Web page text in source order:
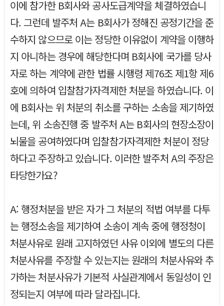
이에 참가한 B회사와 공사도급계약을 체결하였습니
다. 그런데 발주처 A는 B회사가 정해진 공정기간을 준
수하지 않으므로 이는 정당한 이유없이 계약을 이행하
지 아니하는 경우에 해당한다며 B회사에 국가를 당사
자로 하는 계약에 관한 법률 시행령 제76조 제1항 제6
호에 의하여 입찰참가자격제한 처분을 하였습니다. 이
에 B회사는 위 처분의 취소를 구하는 소송을 제기하였
는데, 위 소송진행 중 발주처 A는 B회사의 현장소장이
뇌물을 공여하였다며 입찰참가자격제한 처분이 정당
하다고 주장하고 있습니다. 이러한 발주처 A의 주장은
타당한가요?
A: 행정처분을 받은 자가 그 처분의 적법 여부를 다투
는 행정소송을 제기하여 소송이 계속 중에 행정청이
처분사유로 원래 고지하였던 사유 이외에 별도의 다른
처분사유를 주장할 수 있는지는 원래의 처분사유와 추
가하는 처분사유가 기본적 사실관계에서 동일성이 인
정되는지 여부에 따라 달라집니다.